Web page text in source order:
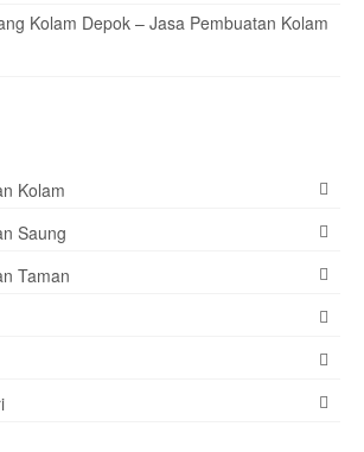
Kolam Depok – Jasa Pembuatan Kolam
Kolam
Saung
Taman